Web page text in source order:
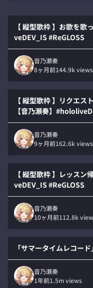
【 縦型歌枠 】お歌を
veDEV_IS #ReGLOSS
音乃瀬奏
8ヶ月前144.9kviews
【 縦型歌枠 】リクエ
【音乃瀬奏】
音乃瀬奏
9ヶ月前162.6kviews
【 縦型歌枠 】レッス
veDEV_IS #ReGLOSS
音乃瀬奏
10ヶ月前112.8k
「サマータイムレコー
音乃瀬奏
1年前1.5mviews